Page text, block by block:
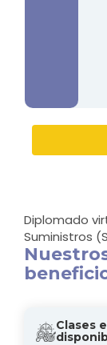
Diplomado
Suministros
Clases